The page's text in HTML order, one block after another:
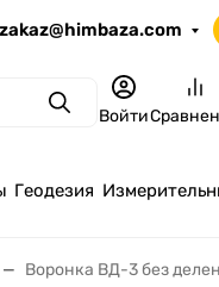
zakaz@himbaza.com
ПоискВойти
Геодезия
Воронка ВД-3 без